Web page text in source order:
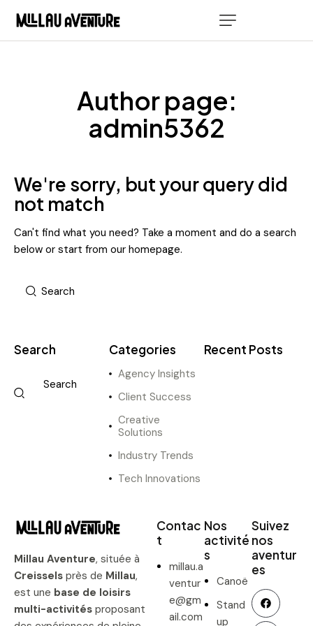
Author page:
admin5362
We're sorry, but your query did
not match
Can't find what you need? Take a moment and do a search
below or start from our homepage.
Search Categories
Agency Insights
Client Success
Creative
Solutions
Industry Trends
Tech Innovations
Recent Posts
Millau Aventure, située à
Creissels près de Millau,
est une base de loisirs
multi-activités proposant
Contac
t
millau.a
ventur
e@gm
ail.com
Nos
activité
s
Canoë
Stand
up
Suivez
nos
aventur
es